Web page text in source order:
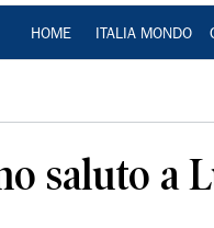
HOME ITALIA MONDO
saluto a